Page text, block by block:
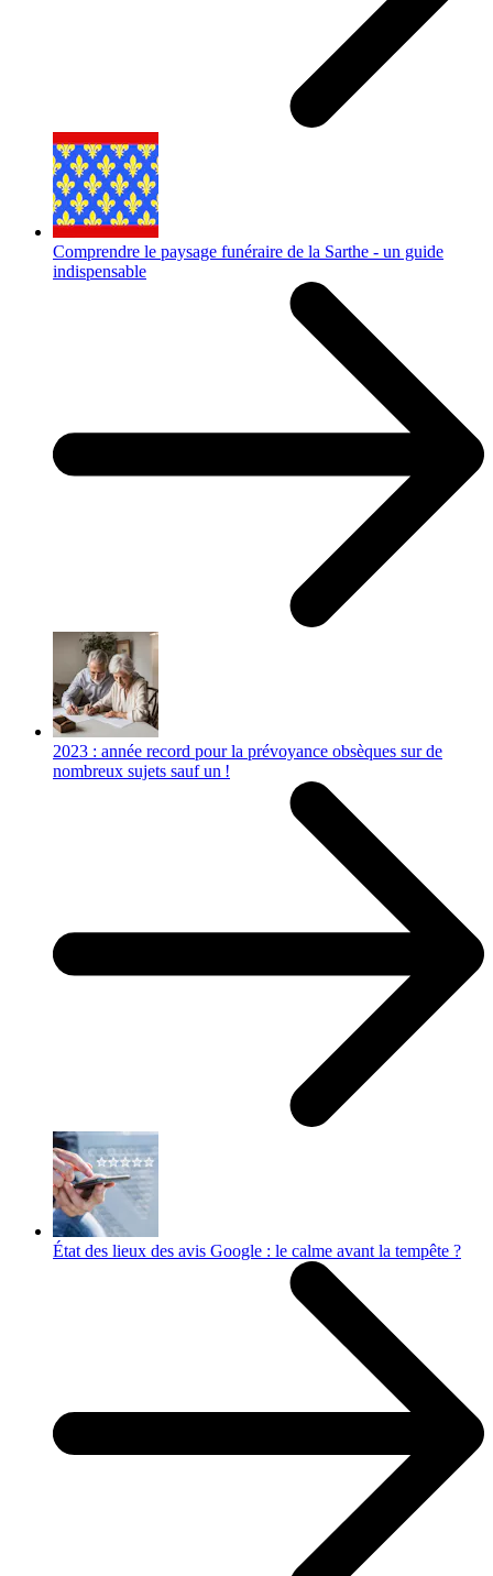
Comprendre le paysage funéraire de la Sarthe - un guide
indispensable
2023 : année record pour la prévoyance obsèques sur de
nombreux sujets sauf un !
État des lieux des avis Google : le calme avant la tempête ?